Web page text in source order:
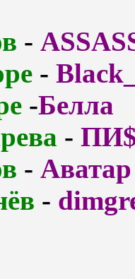
-
-
-Белла
-
- Аватар
-